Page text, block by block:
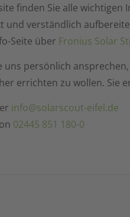
finden Sie alle
und verständlich
Seite über Fronius Solar
uns persönlich
errichten zu wollen. Sie
info@solarscout-eifel.de
02445 851 180-0